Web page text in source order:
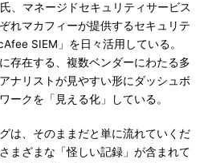
、マネージドセキュリティサービス
れマカフィーが提供するセキュリテ
SIEM」を日々活用している。
存在する、複数ベンダーにわたる多
ナリストが見やすい形にダッシュボ
ークを「見える化」している。
は、そのままだと単に流れていくだ
まざまな「怪しい記録」が含まれて